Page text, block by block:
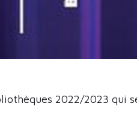
2022/2023 qui